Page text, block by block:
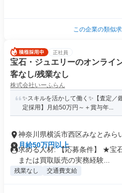
この企業の類似
正社員
宝石・ジュエリーのオンライ
客なし/残業なし
株式会社いーふらん
✨スキルを活かして働く✨【査定／
定採用】月給50万円～＋賞与年...
神奈川県横浜市西区みなとみら
月給50万円以上
求める人材: 【応募条件】 ★宝
または買取販売の実務経験...
残業なし 交通費支給